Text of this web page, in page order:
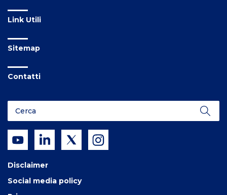
Link Utili
Sitemap
Contatti
Disclaimer
Social media policy